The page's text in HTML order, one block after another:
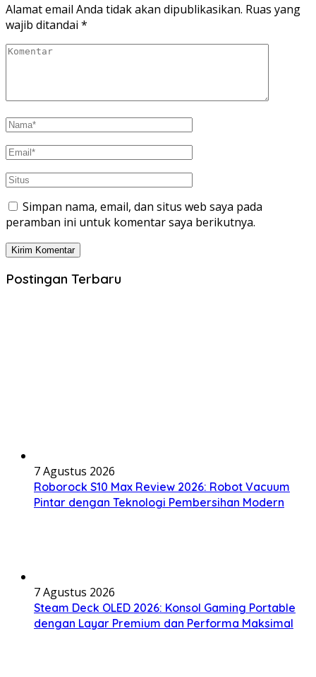
Alamat email Anda tidak akan dipublikasikan. Ruas yang
wajib ditandai *
Simpan nama, email, dan situs web saya pada
peramban ini untuk komentar saya berikutnya.
Postingan Terbaru
7 Agustus 2026
Roborock S10 Max Review 2026: Robot Vacuum
Pintar dengan Teknologi Pembersihan Modern
7 Agustus 2026
Steam Deck OLED 2026: Konsol Gaming Portable
dengan Layar Premium dan Performa Maksimal